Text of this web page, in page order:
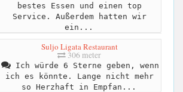
bestes Essen und einen top
Service. Außerdem hatten wir
ein...
Suljo Ligata Restaurant
306 meter
Ich würde 6 Sterne geben, wenn
ich es könnte. Lange nicht mehr
so Herzhaft in Empfan...